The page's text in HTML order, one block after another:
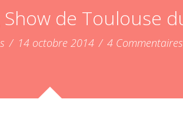
de Toulouse
/ 14 octobre 2014 / 4 Commentaires